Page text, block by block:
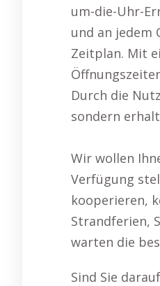
um-die-Uhr-
und an jedem
Zeitplan. Mit
Durch die
sondern
Wir wollen
Verfügung
kooperieren,
Strandferien,
warten die
Sind Sie